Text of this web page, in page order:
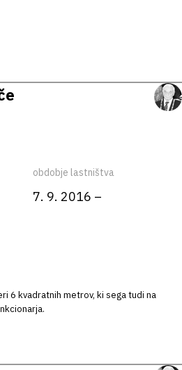
obdobje lastništva
7. 9. 2016 –
6 kvadratnih metrov, ki sega tudi na